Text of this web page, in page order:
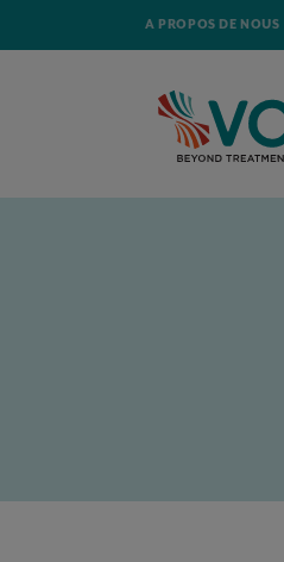
A PROPOS DE NOUS
ACCUEIL ACTUALITÉ